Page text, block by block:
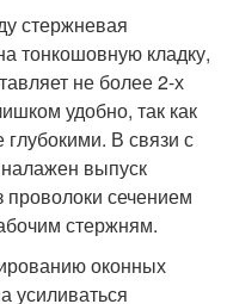
стержневая
тонкошовную кладку,
не более 2-х
удобно, так как
В связи с
выпуск
сечением
стержням.
оконных
усиливаться